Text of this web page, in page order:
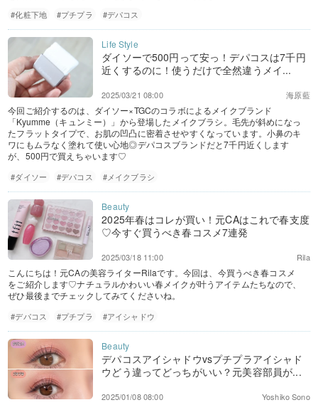
#化粧下地 #プチプラ #デパコス
ダイソーで500円って安っ！デパコスは7千円
近くするのに！使うだけで全然違うメイ...
海原藍
2025/03/21 08:00
今回ご紹介するのは、ダイソー×TGCのコラボによるメイクブランド
「Kyumme（キュンミー）」から登場したメイクブラシ。毛先が斜めになっ
たフラットタイプで、お肌の凹凸に密着させやすくなっています。小鼻のキ
ワにもムラなく塗れて使い心地◎デパコスブランドだと7千円近くします
が、500円で買えちゃいます♡
#ダイソー #デパコス #メイクブラシ
2025年春はコレが買い！元CAはこれで春支度
♡今すぐ買うべき春コスメ7連発
Rila
2025/03/18 11:00
こんにちは！元CAの美容ライターRilaです。今回は、今買うべき春コスメ
をご紹介します♡ナチュラルかわいい春メイクが叶うアイテムたちなので、
ぜひ最後までチェックしてみてくださいね。
#デパコス #プチプラ #アイシャドウ
デパコスアイシャドウvsプチプラアイシャド
ウどう違ってどっちがいい？元美容部員が...
Yoshiko Sono
2025/01/08 08:00